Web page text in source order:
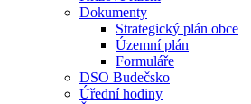
Dokumenty
Strategický plán obce
Územní plán
Formuláře
DSO Budečsko
Úřední hodiny